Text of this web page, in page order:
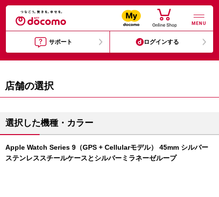
MENU
サポート ログインする
店舗の選択
選択した機種・カラー
Apple Watch Series 9（GPS + Cellularモデル） 45mm シルバー
ステンレススチールケースとシルバーミラネーゼループ